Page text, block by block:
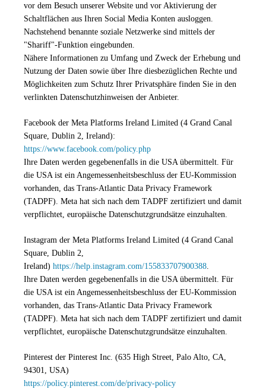
vor dem Besuch unserer Website und vor Aktivierung der
Schaltflächen aus Ihren Social Media Konten ausloggen.
Nachstehend benannte soziale Netzwerke sind mittels der
"Shariff"-Funktion eingebunden.
Nähere Informationen zu Umfang und Zweck der Erhebung und
Nutzung der Daten sowie über Ihre diesbezüglichen Rechte und
Möglichkeiten zum Schutz Ihrer Privatsphäre finden Sie in den
verlinkten Datenschutzhinweisen der Anbieter.
Facebook der Meta Platforms Ireland Limited (4 Grand Canal
Square, Dublin 2, Ireland):
https://www.facebook.com/policy.php
Ihre Daten werden gegebenenfalls in die USA übermittelt. Für
die USA ist ein Angemessenheitsbeschluss der EU-Kommission
vorhanden, das Trans-Atlantic Data Privacy Framework
(TADPF). Meta hat sich nach dem TADPF zertifiziert und damit
verpflichtet, europäische Datenschutzgrundsätze einzuhalten.
Instagram der Meta Platforms Ireland Limited (4 Grand Canal
Square, Dublin 2,
Ireland) https://help.instagram.com/155833707900388.
Ihre Daten werden gegebenenfalls in die USA übermittelt. Für
die USA ist ein Angemessenheitsbeschluss der EU-Kommission
vorhanden, das Trans-Atlantic Data Privacy Framework
(TADPF). Meta hat sich nach dem TADPF zertifiziert und damit
verpflichtet, europäische Datenschutzgrundsätze einzuhalten.
Pinterest der Pinterest Inc. (635 High Street, Palo Alto, CA,
94301, USA)
https://policy.pinterest.com/de/privacy-policy